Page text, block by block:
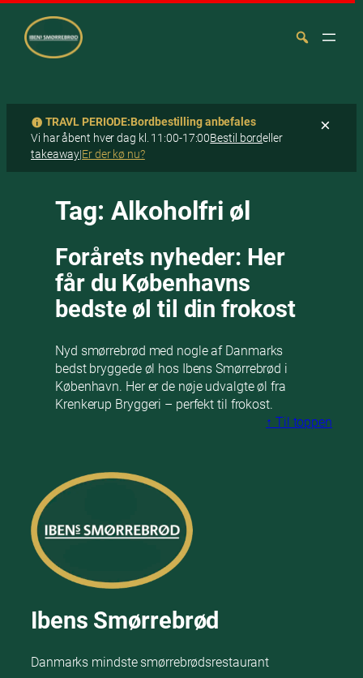
TRAVL PERIODE:Bordbestilling anbefales
Vi har åbent hver dag kl. 11:00-17:00Bestil bordeller
takeaway|Er der kø nu?
×
Tag: Alkoholfri øl
Forårets nyheder: Her
får du Københavns
bedste øl til din frokost
Nyd smørrebrød med nogle af Danmarks
bedst bryggede øl hos Ibens Smørrebrød i
København. Her er de nøje udvalgte øl fra
Krenkerup Bryggeri – perfekt til frokost.
↑ Til toppen
Ibens Smørrebrød
Danmarks mindste smørrebrødsrestaurant